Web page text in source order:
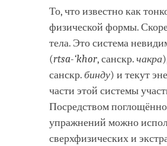
То, что известно как
физической формы.
тела. Это система
(rtsa-‘khor, санскр.чакра
санскр.бинду) и текут
части этой системы
Посредством
упражнений можно
сверхфизических и